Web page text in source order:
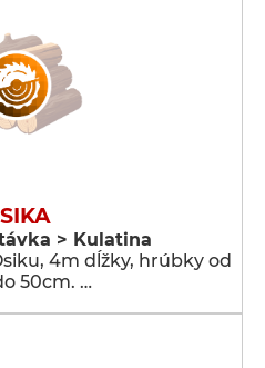
> Kulatina
4m dĺžky, hrúbky od
50cm. …